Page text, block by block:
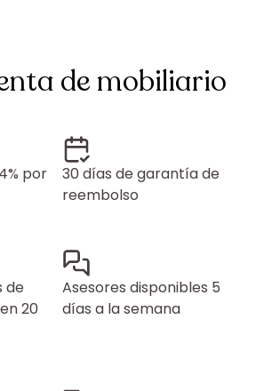
de mobiliario
por
30 días de garantía de
reembolso
de
20
Asesores disponibles 5
días a la semana